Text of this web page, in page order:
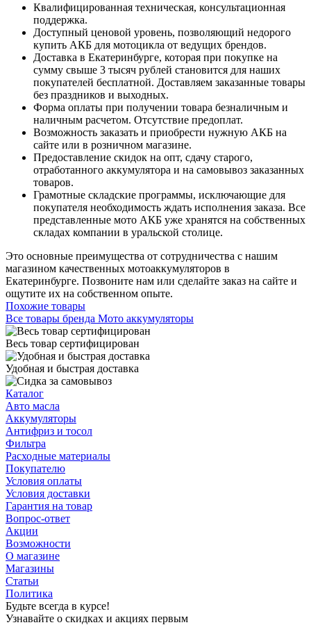
Квалифицированная техническая, консультационная
поддержка.
Доступный ценовой уровень, позволяющий недорого
купить АКБ для мотоцикла от ведущих брендов.
Доставка в Екатеринбурге, которая при покупке на
сумму свыше 3 тысяч рублей становится для наших
покупателей бесплатной. Доставляем заказанные товары
без праздников и выходных.
Форма оплаты при получении товара безналичным и
наличным расчетом. Отсутствие предоплат.
Возможность заказать и приобрести нужную АКБ на
сайте или в розничном магазине.
Предоставление скидок на опт, сдачу старого,
отработанного аккумулятора и на самовывоз заказанных
товаров.
Грамотные складские программы, исключающие для
покупателя необходимость ждать исполнения заказа. Все
представленные мото АКБ уже хранятся на собственных
складах компании в уральской столице.
Это основные преимущества от сотрудничества с нашим
магазином качественных мотоаккумуляторов в
Екатеринбурге. Позвоните нам или сделайте заказ на сайте и
ощутите их на собственном опыте.
Похожие товары
Все товары бренда Мото аккумуляторы
Весь товар сертифицирован
Удобная и быстрая доставка
Каталог
Авто масла
Аккумуляторы
Антифриз и тосол
Фильтра
Расходные материалы
Покупателю
Условия оплаты
Условия доставки
Гарантия на товар
Вопрос-ответ
Акции
Возможности
О магазине
Магазины
Статьи
Политика
Будьте всегда в курсе!
Узнавайте о скидках и акциях первым